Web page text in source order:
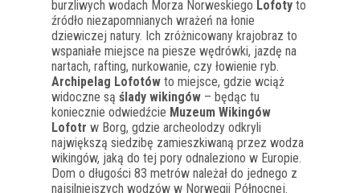
burzliwych wodach Morza Norweskiego Lofoty to
źródło niezapomnianych wrażeń na łonie
dziewiczej natury. Ich zróżnicowany krajobraz to
wspaniałe miejsce na piesze wędrówki, jazdę na
nartach, rafting, nurkowanie, czy łowienie ryb.
Archipelag Lofotów to miejsce, gdzie wciąż
widoczne są ślady wikingów – będąc tu
koniecznie odwiedźcie Muzeum Wikingów
Lofotr w Borg, gdzie archeolodzy odkryli
największą siedzibę zamieszkiwaną przez wodza
wikingów, jaką do tej pory odnaleziono w Europie.
Dom o długości 83 metrów należał do jednego z
najsilniejszych wodzów w Norwegii Północnej.